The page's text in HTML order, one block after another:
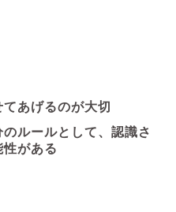
あげるのが大切
ルールとして、認識さ
がある